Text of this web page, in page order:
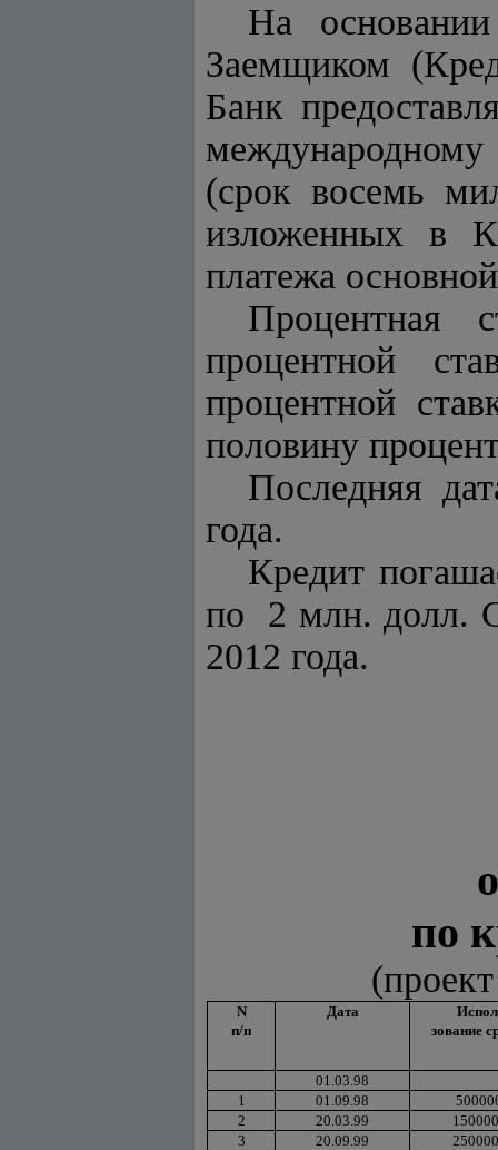
На
Заемщиком
Банк
(срок восемь
изложенных в
платежа
Процентная
процентной
процентной
половину
Последняя
года.
Кредит
по 2 млн. долл.
2012 года.
по
N
п/п
Дата
зование
01.03.98
1
01.09.98
2
20.03.99
3
20.09.99